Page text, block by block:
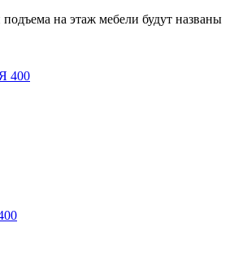
на этаж мебели будут названы